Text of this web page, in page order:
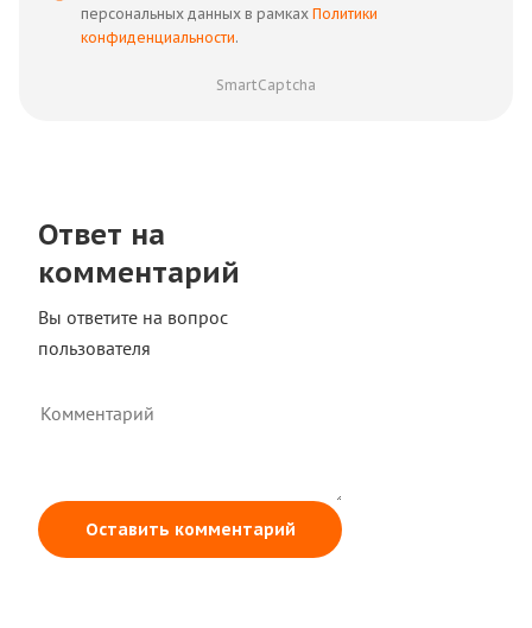
персональных данных в рамках Политики
конфиденциальности.
SmartCaptcha
Ответ на
комментарий
Вы ответите на вопрос
пользователя
Оставить комментарий